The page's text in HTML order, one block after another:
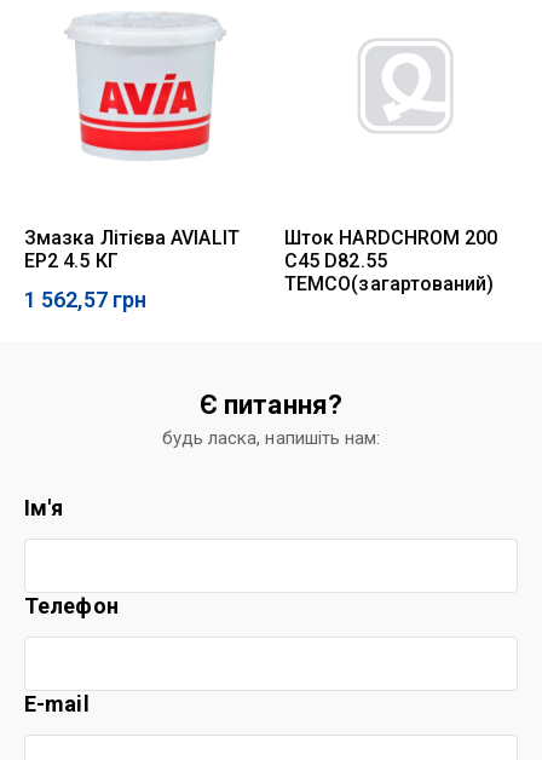
Змазка Літієва AVIALIT
EP2 4.5 КГ
1 562,57 грн
Шток HARDCHROM 200
C45 D82.55
TEMCO(загартований)
Є питання?
будь ласка, напишіть нам:
Ім'я
Телефон
E-mail